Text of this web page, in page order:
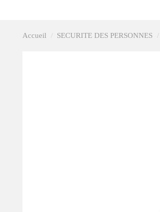
Accueil SECURITE DES PERSONNES